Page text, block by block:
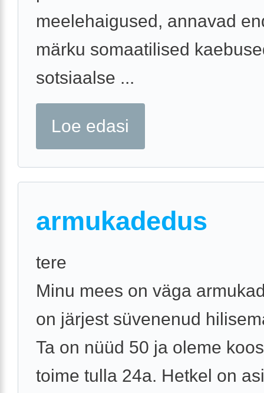
meelehaigused, annavad
märku somaatilised
sotsiaalse ...
Loe edasi
armukadedus
tere
Minu mees on väga
on järjest süvenenud
Ta on nüüd 50 ja oleme
toime tulla 24a. Hetkel on asi